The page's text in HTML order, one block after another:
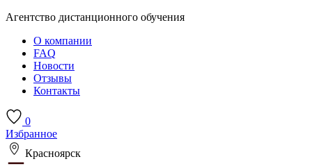
Агентство дистанционного обучения
О компании
FAQ
Новости
Отзывы
Контакты
0
Избранное
Красноярск